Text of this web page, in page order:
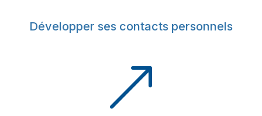
Développer ses contacts personnels
&